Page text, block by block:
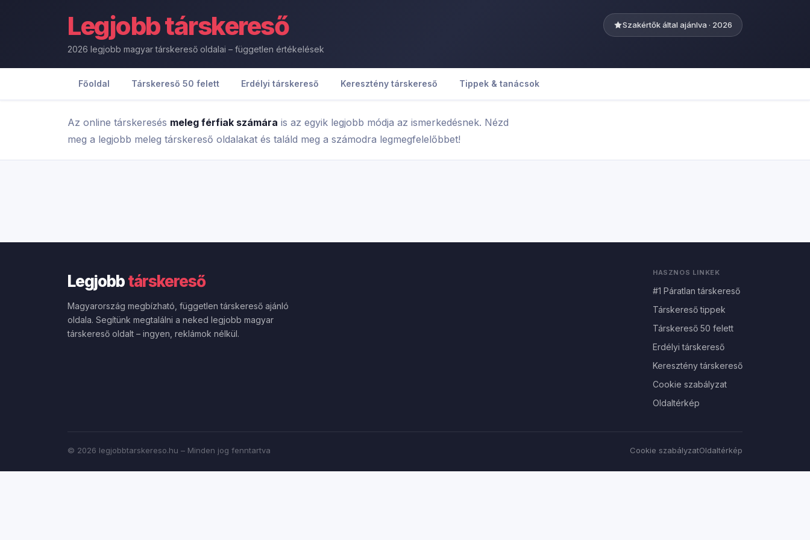
Legjobbtárskereső
2026 legjobb magyar társkereső oldalai – független értékelések
Szakértők által ajánlva · 2026
Főoldal Társkereső 50 felett Erdélyi társkereső Keresztény társkereső Tippek & tanácsok
Az online társkeresés meleg férfiak számára is az egyik legjobb módja az ismerkedésnek. Nézd
meg a legjobb meleg társkereső oldalakat és találd meg a számodra legmegfelelőbbet!
Legjobbtárskereső
Magyarország megbízható, független társkereső ajánló
oldala. Segítünk megtalálni a neked legjobb magyar
társkereső oldalt – ingyen, reklámok nélkül.
HASZNOS LINKEK
#1 Páratlan társkereső
Társkereső tippek
Társkereső 50 felett
Erdélyi társkereső
Keresztény társkereső
Cookie szabályzat
Oldaltérkép
© 2026 legjobbtarskereso.hu – Minden jog fenntartva Cookie szabályzatOldaltérkép